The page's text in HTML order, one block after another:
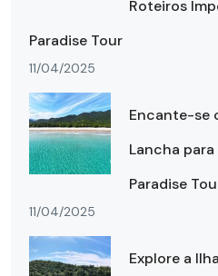
Roteiros
Paradise Tour
11/04/2025
Encante-se
Lancha
Paradise
11/04/2025
Explore a